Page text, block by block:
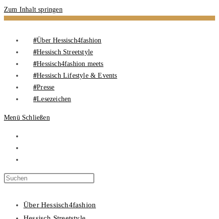
Zum Inhalt springen
Über Hessisch4fashion
Hessisch Streetstyle
Hessisch4fashion meets
Hessisch Lifestyle & Events
Presse
Lesezeichen
Menü Schließen
Über Hessisch4fashion